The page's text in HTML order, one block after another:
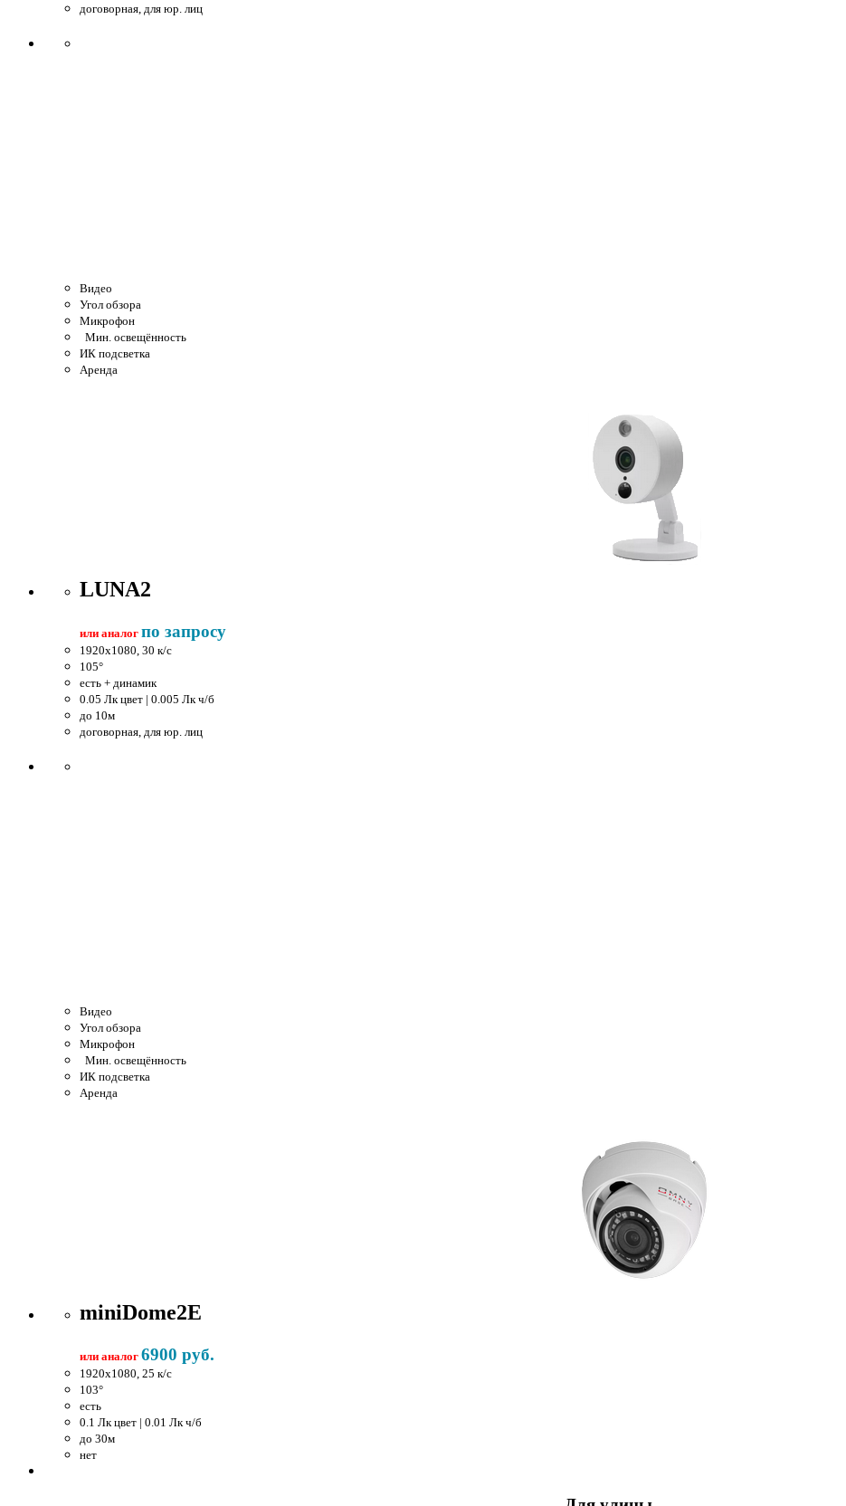
договорная, для юр. лиц
Видео
Угол обзора
Микрофон
Мин. освещённость
ИК подсветка
Аренда
LUNA2
или аналог по запросу
1920x1080, 30 к/c
105°
есть + динамик
0.05 Лк цвет | 0.005 Лк ч/б
до 10м
договорная, для юр. лиц
Видео
Угол обзора
Микрофон
Мин. освещённость
ИК подсветка
Аренда
miniDome2E
или аналог 6900 руб.
1920x1080, 25 к/c
103°
есть
0.1 Лк цвет | 0.01 Лк ч/б
до 30м
нет